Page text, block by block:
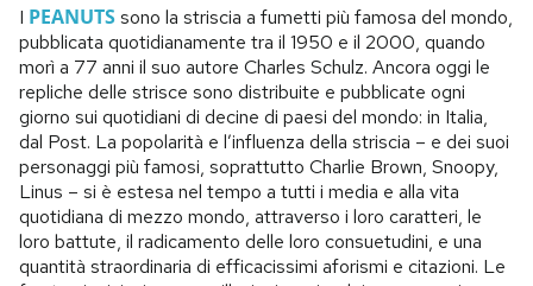
I PEANUTSsono la striscia a fumetti più famosa del mondo,
pubblicata quotidianamente tra il 1950 e il 2000, quando
morì a 77 anni il suo autore Charles Schulz. Ancora oggi le
repliche delle strisce sono distribuite e pubblicate ogni
giorno sui quotidiani di decine di paesi del mondo: in Italia,
dal Post. La popolarità e l’influenza della striscia – e dei suoi
personaggi più famosi, soprattutto Charlie Brown, Snoopy,
Linus – si è estesa nel tempo a tutti i media e alla vita
quotidiana di mezzo mondo, attraverso i loro caratteri, le
loro battute, il radicamento delle loro consuetudini, e una
quantità straordinaria di efficacissimi aforismi e citazioni. Le